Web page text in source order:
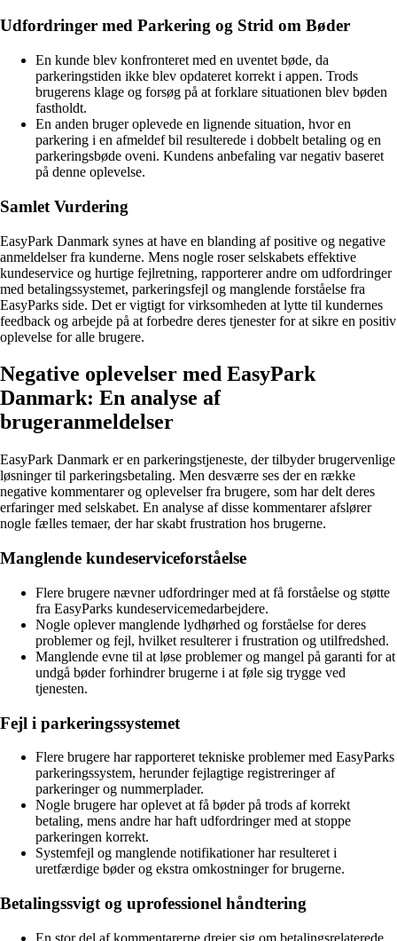
Udfordringer med Parkering og Strid om Bøder
En kunde blev konfronteret med en uventet bøde, da
parkeringstiden ikke blev opdateret korrekt i appen. Trods
brugerens klage og forsøg på at forklare situationen blev bøden
fastholdt.
En anden bruger oplevede en lignende situation, hvor en
parkering i en afmeldef bil resulterede i dobbelt betaling og en
parkeringsbøde oveni. Kundens anbefaling var negativ baseret
på denne oplevelse.
Samlet Vurdering
EasyPark Danmark synes at have en blanding af positive og negative
anmeldelser fra kunderne. Mens nogle roser selskabets effektive
kundeservice og hurtige fejlretning, rapporterer andre om udfordringer
med betalingssystemet, parkeringsfejl og manglende forståelse fra
EasyParks side. Det er vigtigt for virksomheden at lytte til kundernes
feedback og arbejde på at forbedre deres tjenester for at sikre en positiv
oplevelse for alle brugere.
Negative oplevelser med EasyPark
Danmark: En analyse af
brugeranmeldelser
EasyPark Danmark er en parkeringstjeneste, der tilbyder brugervenlige
løsninger til parkeringsbetaling. Men desværre ses der en række
negative kommentarer og oplevelser fra brugere, som har delt deres
erfaringer med selskabet. En analyse af disse kommentarer afslører
nogle fælles temaer, der har skabt frustration hos brugerne.
Manglende kundeserviceforståelse
Flere brugere nævner udfordringer med at få forståelse og støtte
fra EasyParks kundeservicemedarbejdere.
Nogle oplever manglende lydhørhed og forståelse for deres
problemer og fejl, hvilket resulterer i frustration og utilfredshed.
Manglende evne til at løse problemer og mangel på garanti for at
undgå bøder forhindrer brugerne i at føle sig trygge ved
tjenesten.
Fejl i parkeringssystemet
Flere brugere har rapporteret tekniske problemer med EasyParks
parkeringssystem, herunder fejlagtige registreringer af
parkeringer og nummerplader.
Nogle brugere har oplevet at få bøder på trods af korrekt
betaling, mens andre har haft udfordringer med at stoppe
parkeringen korrekt.
Systemfejl og manglende notifikationer har resulteret i
uretfærdige bøder og ekstra omkostninger for brugerne.
Betalingssvigt og uprofessionel håndtering
En stor del af kommentarerne drejer sig om betalingsrelaterede